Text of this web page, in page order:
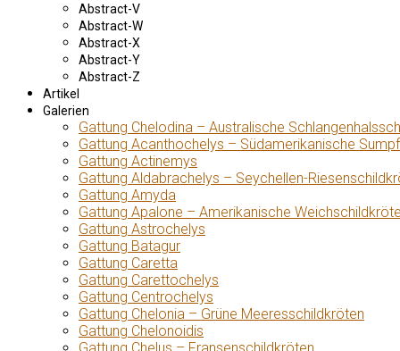
Abstract-V
Abstract-W
Abstract-X
Abstract-Y
Abstract-Z
Artikel
Galerien
Gattung Chelodina – Australische
Gattung Acanthochelys – Südamerikanische
Gattung Actinemys
Gattung Aldabrachelys – Seychellen-
Gattung Amyda
Gattung Apalone – Amerikanische
Gattung Astrochelys
Gattung Batagur
Gattung Caretta
Gattung Carettochelys
Gattung Centrochelys
Gattung Chelonia – Grüne Meeresschildkröten
Gattung Chelonoidis